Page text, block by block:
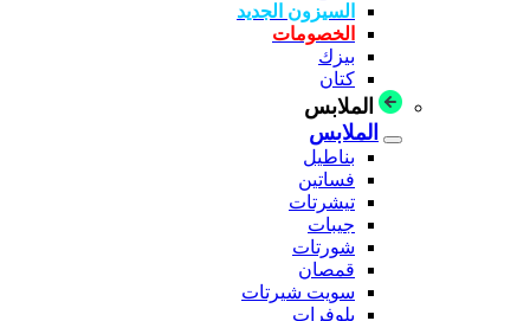
السيزون الجديد
الخصومات
بيزك
كتان
الملابس
الملابس
بناطيل
فساتين
تيشرتات
جيبات
شورتات
قمصان
سويت شيرتات
بلوفرات